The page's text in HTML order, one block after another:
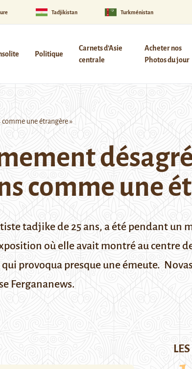
Tadjikistan Turkménistan
Politique
Carnets d’Asie
centrale
Acheter nos
Photos du jour
comme une étrangère »
comme une
tadjike de 25 ans, a été pendant un
où elle avait montré au centre
provoqua presque une émeute.
Fergananews.